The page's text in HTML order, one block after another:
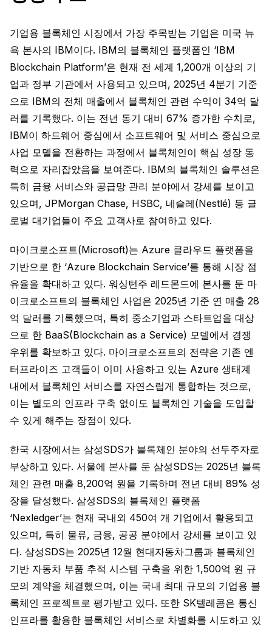
기업용 블록체인 시장에서 가장 주목받는 기업은 미국 뉴
욕 본사의 IBM이다. IBM의 블록체인 플랫폼인 ‘IBM
Blockchain Platform’은 현재 전 세계 1,200개 이상의 기
업과 정부 기관에서 사용되고 있으며, 2025년 4분기 기준
으로 IBM의 전체 매출에서 블록체인 관련 수익이 34억 달
러를 기록했다. 이는 전년 동기 대비 67% 증가한 수치로,
IBM이 하드웨어 중심에서 소프트웨어 및 서비스 중심으로
사업 모델을 전환하는 과정에서 블록체인이 핵심 성장 동
력으로 자리잡았음을 보여준다. IBM의 블록체인 솔루션은
특히 금융 서비스와 공급망 관리 분야에서 강세를 보이고
있으며, JPMorgan Chase, HSBC, 네슬레(Nestlé) 등 글
로벌 대기업들이 주요 고객사로 참여하고 있다.
마이크로소프트(Microsoft)는 Azure 클라우드 플랫폼을
기반으로 한 ‘Azure Blockchain Service’를 통해 시장 점
유율을 확대하고 있다. 워싱턴주 레드몬드에 본사를 둔 마
이크로소프트의 블록체인 사업은 2025년 기준 연 매출 28
억 달러를 기록했으며, 특히 중소기업과 스타트업을 대상
으로 한 BaaS(Blockchain as a Service) 모델에서 경쟁
우위를 확보하고 있다. 마이크로소프트의 전략은 기존 엔
터프라이즈 고객들이 이미 사용하고 있는 Azure 생태계
내에서 블록체인 서비스를 자연스럽게 통합하는 것으로,
이는 별도의 인프라 구축 없이도 블록체인 기술을 도입할
수 있게 해주는 장점이 있다.
한국 시장에서는 삼성SDS가 블록체인 분야의 선두주자로
부상하고 있다. 서울에 본사를 둔 삼성SDS는 2025년 블록
체인 관련 매출 8,200억 원을 기록하며 전년 대비 89% 성
장을 달성했다. 삼성SDS의 블록체인 플랫폼
‘Nexledger’는 현재 국내외 450여 개 기업에서 활용되고
있으며, 특히 물류, 금융, 공공 분야에서 강세를 보이고 있
다. 삼성SDS는 2025년 12월 현대자동차그룹과 블록체인
기반 자동차 부품 추적 시스템 구축을 위한 1,500억 원 규
모의 계약을 체결했으며, 이는 국내 최대 규모의 기업용 블
록체인 프로젝트로 평가받고 있다. 또한 SK텔레콤은 통신
인프라를 활용한 블록체인 서비스로 차별화를 시도하고 있